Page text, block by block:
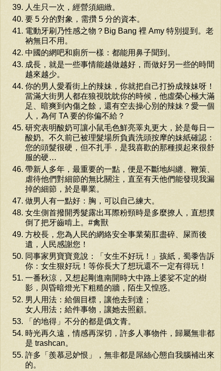
人生只一次，經營須細緻。
要 5 分的對象，需攢 5 分的資本。
電動牙刷乃性感之物？Big Bang 裡 Amy 特別提到。老
衲無日不用。
中國的網吧和廁所一樣：都能用鼻子聞到。
成長，就是一些事情能越做越好，而做好另一些的時間
越來越少。
你的男人愛看街上的辣妹，你就把自己打扮成辣妹呀！
當滿大街男人都在狼視眈眈你的時候，他虛榮心極大滿
足、暗爽到內傷之餘，還有空去操心別的辣妹？愛一個
人，為何 TA 要的你偏不給？
研究表明酸奶可讓小鼠毛色鮮亮睪丸更大，於是每日一
酸奶。不久前已被理髮場所負責洗頭按摩的妹紙確認：
您的頭髮很硬，但不扎手，是我喜歡的那種摸起來很舒
服的硬…
帶新人多年，最重要的一點，便是不斷地糾纏、鞭策、
虐待他們對細節的無比關注，直至有天他們能發現我漏
掉的細節，於是畢業。
做男人有一點好：胸，可以自己練大。
女生側首撥開秀髮露出耳際粉頸時是多麼撩人，直想撲
倒了把牙齒啃上。#禽獸
方校長，您為人民的網絡安全事業菊肛盡碎、屎而後
遺，人民感謝您！
同事家男寶寶竟說：「女生不好玩！」孩紙，蜀黍告訴
你：女生狠好玩！等你長大了想玩還不一定有得玩！
一番秋涼，又想起剛進南開時大中路上婆娑不定的樹
影，與昏暗燈光下粗糙的牆，陌生又惶惑。
男人用法：給個目標，讓他去到達；
女人用法；給件事物，讓她去照顧。
「的地得」不分的都是僞文青。
時光再久遠，情感再深切，許多人事物件，歸屬無非都
是 trashcan。
許多「羨慕忌妒恨」，無非都是屌絲心態自我腦補出來
的。